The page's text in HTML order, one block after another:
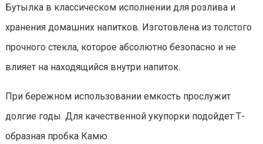
Бутылка в классическом исполнении для розлива и
хранения домашних напитков. Изготовлена из толстого
прочного стекла, которое абсолютно безопасно и не
влияет на находящийся внутри напиток.
При бережном использовании емкость прослужит
долгие годы. Для качественной укупорки подойдет Т-
образная пробка Камю.